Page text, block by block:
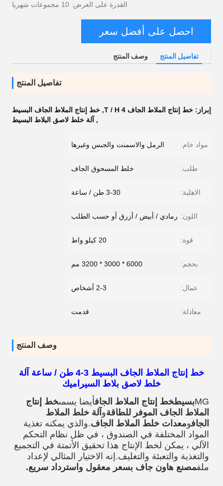
القدرة على العرض: 10 مجموعات شهريا
احصل على أفضل سعر
تفاصيل المنتج وصف المنتج
تفاصيل المنتج
إبراز: خط إنتاج الملاط الجاف 4 T / H , خط إنتاج الملاط الجاف البسيط
, آلة خلط لاصق البلاط البسيط
مواد خام: الرمل والاسمنت والجبس وغيرها
طلب: خلط المسحوق الجاف
الاهلية: 3-30 طن / ساعة
اللون: رمادي / أبيض / أزرق أو حسب الطلب
قوة: 20 كيلو واط
بحجم: 6000 * 3000 * 3200 مم
عمال: 2-3 أشخاص
معادلة: قدمت
وصف المنتج
خط إنتاج الملاط الجاف البسيط 3-4 طن / ساعة آلة
خلط لاصق بلاط السيراميك
MGبسيطخط إنتاج الملاط الجافأيضا يسمى
الملاط الجاف الموفر للطاقةو
الجافومعدات خلط الملاط الجاف
ملفمصنع هاون جاف بسعر معقول واسترداد سريع.